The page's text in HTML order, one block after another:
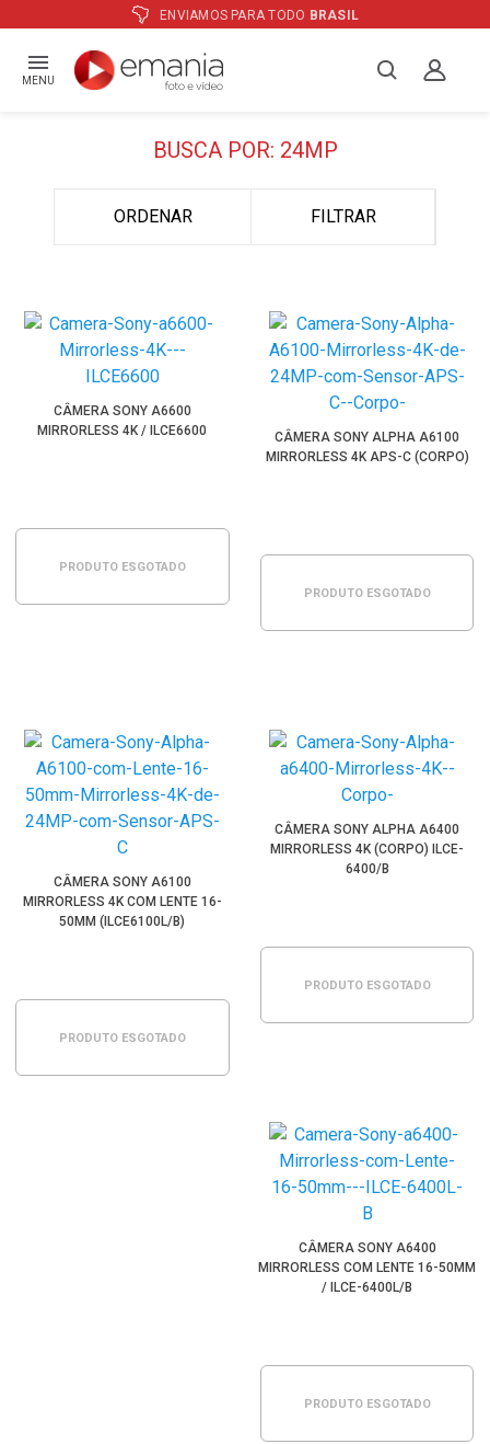
ENVIAMOS PARA TODO BRASIL
MENU
BUSCA POR: 24MP
ORDENAR FILTRAR
CÂMERA SONY A6600
MIRRORLESS 4K / ILCE6600
PRODUTO ESGOTADO
CÂMERA SONY ALPHA A6100
MIRRORLESS 4K APS-C (CORPO)
PRODUTO ESGOTADO
CÂMERA SONY A6100
MIRRORLESS 4K COM LENTE 16-
50MM (ILCE6100L/B)
PRODUTO ESGOTADO
CÂMERA SONY ALPHA A6400
MIRRORLESS 4K (CORPO) ILCE-
6400/B
PRODUTO ESGOTADO
CÂMERA SONY A6400
MIRRORLESS COM LENTE 16-50MM
/ ILCE-6400L/B
PRODUTO ESGOTADO